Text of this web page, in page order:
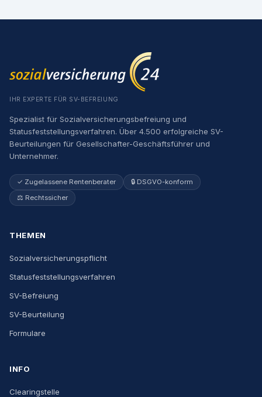
IHR EXPERTE FÜR SV-BEFREIUNG
Spezialist für Sozialversicherungsbefreiung und
Statusfeststellungsverfahren. Über 4.500 erfolgreiche SV-
Beurteilungen für Gesellschafter-Geschäftsführer und
Unternehmer.
✓ Zugelassene Rentenberater
🔒 DSGVO-konform
⚖️ Rechtssicher
THEMEN
Sozialversicherungspflicht
Statusfeststellungsverfahren
SV-Befreiung
SV-Beurteilung
Formulare
INFO
Clearingstelle